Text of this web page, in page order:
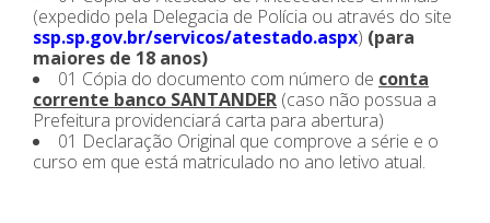
(expedido pela Delegacia de Polícia ou através do site
ssp.sp.gov.br/servicos/atestado.aspx) (para
maiores de 18 anos)
01 Cópia do documento com número de conta
corrente banco SANTANDER (caso não possua a
Prefeitura providenciará carta para abertura)
01 Declaração Original que comprove a série e o
curso em que está matriculado no ano letivo atual.